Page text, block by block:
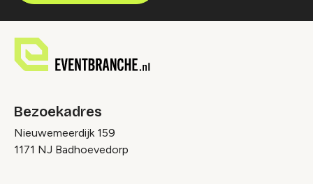
Bezoekadres
Nieuwemeerdijk 159
1171 NJ Badhoevedorp